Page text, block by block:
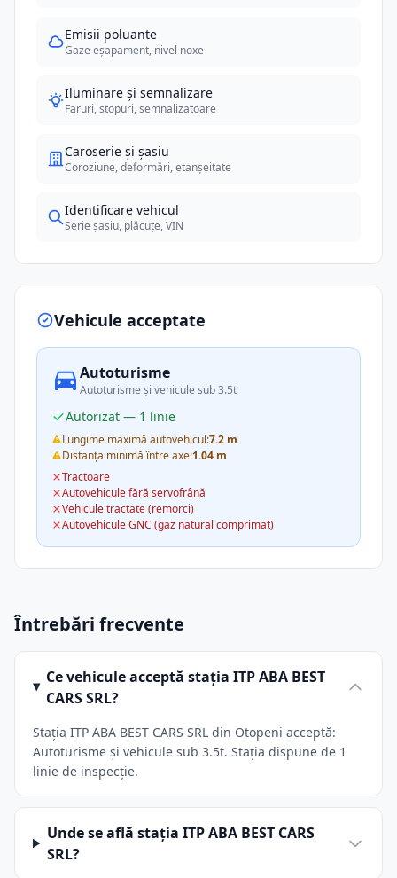
Emisii poluante
Gaze eșapament, nivel noxe
Iluminare și semnalizare
Faruri, stopuri, semnalizatoare
Caroserie și șasiu
Coroziune, deformări, etanșeitate
Identificare vehicul
Serie șasiu, plăcuțe, VIN
Vehicule acceptate
Autoturisme
Autoturisme și vehicule sub 3.5t
Autorizat — 1 linie
Lungime maximă autovehicul:7.2 m
Distanța minimă între axe:1.04 m
Tractoare
Autovehicule fără servofrână
Vehicule tractate (remorci)
Autovehicule GNC (gaz natural comprimat)
Întrebări frecvente
Ce vehicule acceptă stația ITP ABA BEST
CARS SRL?
Stația ITP ABA BEST CARS SRL din Otopeni acceptă:
Autoturisme și vehicule sub 3.5t. Stația dispune de 1
linie de inspecție.
Unde se află stația ITP ABA BEST CARS
SRL?